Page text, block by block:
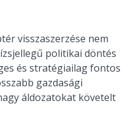
visszaszerzése nem
politikai döntés
és stratégiailag fontos
gazdasági
áldozatokat követelt